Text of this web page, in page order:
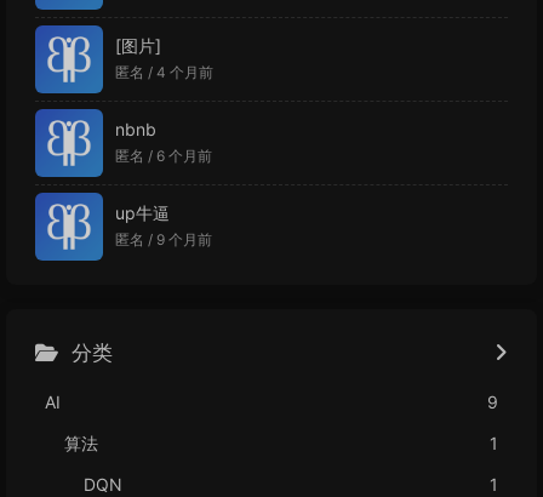
[图片]
匿名 / 4 个月前
nbnb
匿名 / 6 个月前
up牛逼
匿名 / 9 个月前
分类
AI
9
算法
1
DQN
1